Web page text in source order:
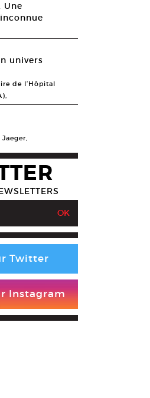
2011. Installation in situ,
Une
univers
de l’Hôpital
Twitter
Instagram